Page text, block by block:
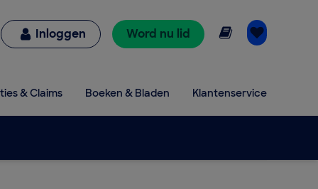
Inloggen Word nu lid Online lezen
& Claims Boeken & Bladen Klantenservice